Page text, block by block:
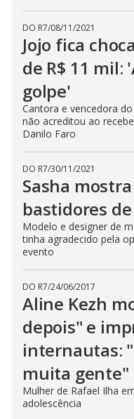
DO R7/08/11/2021
Jojo fica
de R$ 11 mil:
golpe'
Cantora e vencedora
não acreditou ao
Danilo Faro
DO R7/30/11/2021
Sasha
bastidores
Modelo e designer de
tinha agradecido pela
evento
DO R7/24/06/2017
Aline Kezh
depois" e
internautas:
muita gente"
Mulher de Rafael Ilha
adolescência